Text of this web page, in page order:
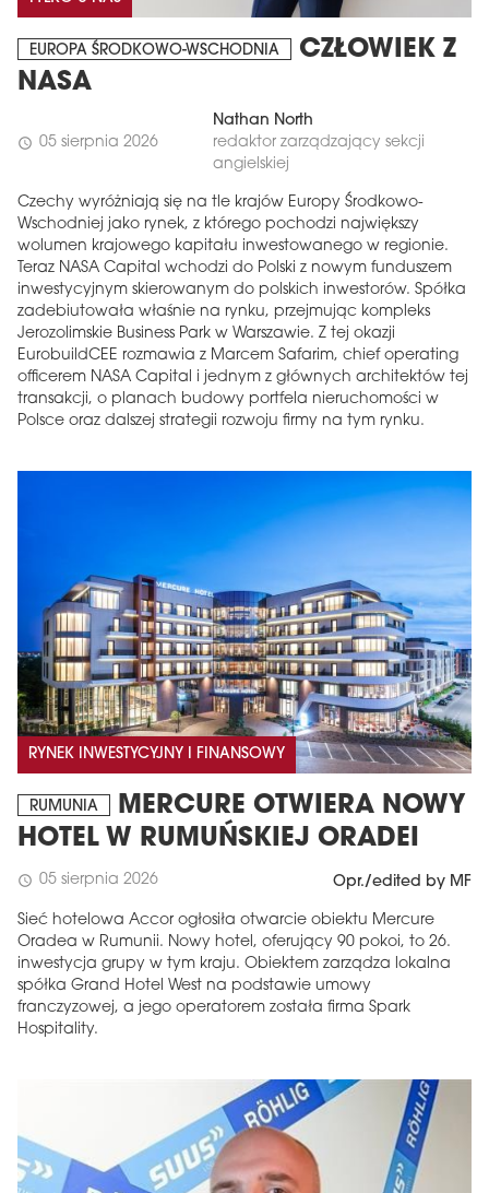
EUROPA ŚRODKOWO-WSCHODNIA
CZŁOWIEK Z
NASA
schedule 05 sierpnia 2026
Nathan North
redaktor zarządzający sekcji
angielskiej
Czechy wyróżniają się na tle krajów Europy Środkowo-
Wschodniej jako rynek, z którego pochodzi największy
wolumen krajowego kapitału inwestowanego w regionie.
Teraz NASA Capital wchodzi do Polski z nowym funduszem
inwestycyjnym skierowanym do polskich inwestorów. Spółka
zadebiutowała właśnie na rynku, przejmując kompleks
Jerozolimskie Business Park w Warszawie. Z tej okazji
EurobuildCEE rozmawia z Marcem Safarim, chief operating
officerem NASA Capital i jednym z głównych architektów tej
transakcji, o planach budowy portfela nieruchomości w
Polsce oraz dalszej strategii rozwoju firmy na tym rynku.
RYNEK INWESTYCYJNY I FINANSOWY
RUMUNIA
MERCURE OTWIERA NOWY
HOTEL W RUMUŃSKIEJ ORADEI
schedule 05 sierpnia 2026 Opr./edited by MF
Sieć hotelowa Accor ogłosiła otwarcie obiektu Mercure
Oradea w Rumunii. Nowy hotel, oferujący 90 pokoi, to 26.
inwestycja grupy w tym kraju. Obiektem zarządza lokalna
spółka Grand Hotel West na podstawie umowy
franczyzowej, a jego operatorem została firma Spark
Hospitality.